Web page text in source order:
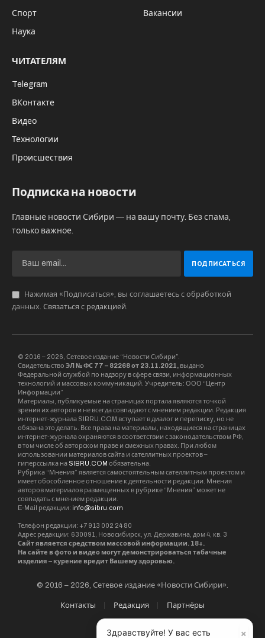
Спорт
Наука
Вакансии
ЧИТАТЕЛЯМ
Telegram
ВКонтакте
Видео
Технологии
Происшествия
Подписка на новости
Главные новости Сибири — на вашу почту. Без спама,
только важное.
Нажимая «Подписаться», вы соглашаетесь с обработкой
данных. Связаться с редакцией
© 2016 – 2026, Сетевое издание “Новости Сибири”.
Свидетельство ЭЛ № ФС 77 – 82268 от 23.11.2021, выдано
Федеральной службой по надзору в сфере связи, информационных
технологий и массовых коммуникаций. Учредитель: ООО “Центр
Информации”
Материалы, публикуемые на страницах портала являются точкой
зрения их авторов и не всегда совпадают с мнением редакции. Редакция
интернет-журнала SIBRU.COM вступает в диалог и переписку, но не
обязана это делать. Все права на материалы, находящиеся на страницах
интернет-журнала охраняются в соответствии с законодательством РФ,
в том числе об авторском праве и смежных правах. При любом
использовании материалов сайта и сателлитных проектов –
гиперссылка на SIBRU.COM обязательна.
Рубрика “Мнения” является самостоятельным сателлитным проектом и
имеет обособленное отношение к деятельности редакции. Мнения
авторов материалов размещенных в рубрике “Мнения” может не
совпадать с мнением редакции.
E-Mail редакции: info@sibru.com
Телефон редакции: +7 913 002 24 80
Адрес редакции: 630091, Новосибирск, ул. Державина, дом 4, кв. 3
Сайт является средством массовой информации. 18+.
На сайте в фото и видео могут демонстрироваться табачные
изделия – курение вредит Вашему здоровью.
© 2016 – 2026, Сетевое издание «Новости Сибири».
Контакты Редакция Партнёры
×
Здравствуйте! У вас есть